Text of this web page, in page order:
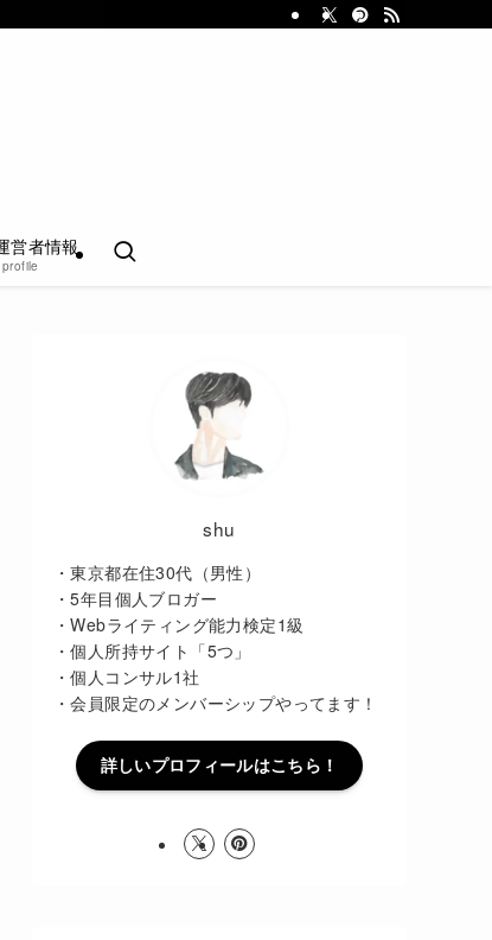
営者情報
profile
shu
・東京都在住30代（男性）
・5年目個人ブロガー
・Webライティング能力検定1級
・個人所持サイト「5つ」
・個人コンサル1社
・会員限定のメンバーシップやってます！
詳しいプロフィールはこちら！